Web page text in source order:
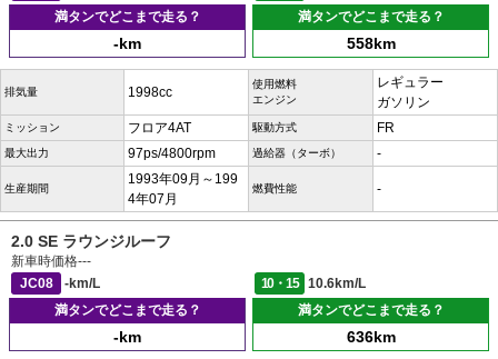
満タンでどこまで走る？
-km
満タンでどこまで走る？
558km
排気量 1998cc
使用燃料
エンジン
レギュラー
ガソリン
ミッション フロア4AT 駆動方式 FR
最大出力 97ps/4800rpm 過給器（ターボ） -
生産期間
1993年09月～199
4年07月
燃費性能 -
2.0 SE ラウンジルーフ
新車時価格---
JC08
-km/L 10・15
10.6km/L
満タンでどこまで走る？
-km
満タンでどこまで走る？
636km